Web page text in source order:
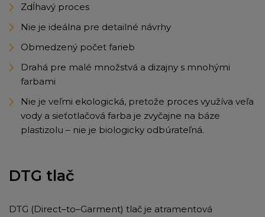
Zdĺhavý proces
Nie je ideálna pre detailné návrhy
Obmedzený počet farieb
Drahá pre malé množstvá a dizajny s mnohými
farbami
Nie je veľmi ekologická, pretože proces využíva veľa
vody a sieťotlačová farba je zvyčajne na báze
plastizolu – nie je biologicky odbúrateľná.
DTG tlač
DTG (Direct–to–Garment) tlač je atramentová